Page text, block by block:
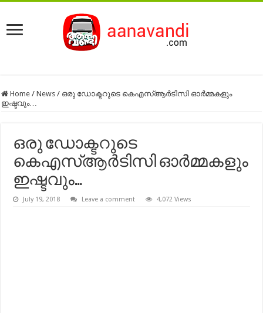
Home / News / ഒരു ഡോക്ടറുടെ കെഎസ്ആര്‍ടിസി ഓര്‍മ്മകളും
ഇഷ്ടവും…
ഒരു ഡോക്ടറുടെ
കെഎസ്ആര്‍ടിസി ഓര്‍മ്മകളും
ഇഷ്ടവും…
July 19, 2018 Leave a comment 4,072 Views